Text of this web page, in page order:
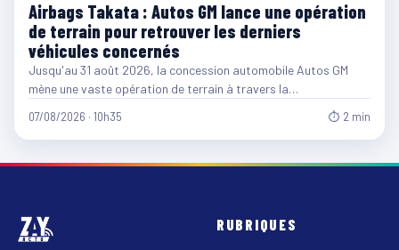
Airbags Takata : Autos GM lance une opération
de terrain pour retrouver les derniers
véhicules concernés
Jusqu'au 31 août 2026, la concession automobile Autos GM
mène une vaste opération de terrain à travers la…
07/08/2026 · 10h35 ⏱ 2 min
RUBRIQUES